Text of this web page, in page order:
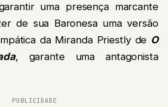
uma presença marcante
de sua Baronesa uma versão
da Miranda Priestly de O
, garante uma antagonista
PUBLICIDADE